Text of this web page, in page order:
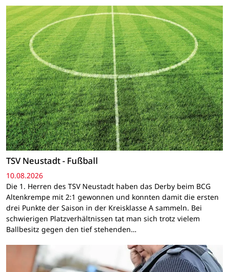
TSV Neustadt - Fußball
10.08.2026
Die 1. Herren des TSV Neustadt haben das Derby beim BCG
Altenkrempe mit 2:1 gewonnen und konnten damit die ersten
drei Punkte der Saison in der Kreisklasse A sammeln. Bei
schwierigen Platzverhältnissen tat man sich trotz vielem
Ballbesitz gegen den tief stehenden…